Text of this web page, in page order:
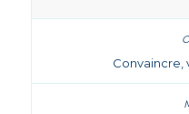
Convaincre,